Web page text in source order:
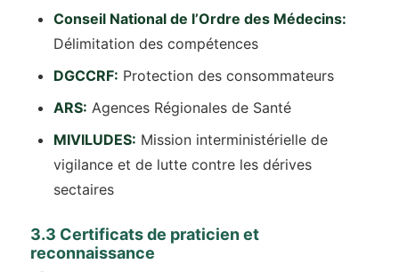
Conseil National de l’Ordre des Médecins:
Délimitation des compétences
DGCCRF: Protection des consommateurs
ARS: Agences Régionales de Santé
MIVILUDES: Mission interministérielle de
vigilance et de lutte contre les dérives
sectaires
3.3 Certificats de praticien et
reconnaissance